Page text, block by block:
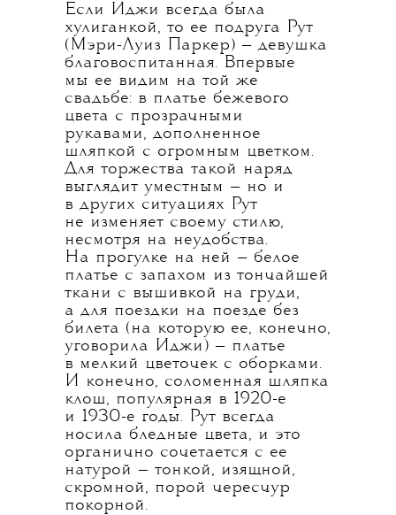
Если Иджи всегда была
хулиганкой, то ее подруга Рут
(Мэри-Луиз Паркер) — девушка
благовоспитанная. Впервые
мы ее видим на той же
свадьбе: в платье бежевого
цвета с прозрачными
рукавами, дополненное
шляпкой с огромным цветком.
Для торжества такой наряд
выглядит уместным — но и
в других ситуациях Рут
не изменяет своему стилю,
несмотря на неудобства.
На прогулке на ней — белое
платье с запахом из тончайшей
ткани с вышивкой на груди,
а для поездки на поезде без
билета (на которую ее, конечно,
уговорила Иджи) — платье
в мелкий цветочек с оборками.
И конечно, соломенная шляпка
клош, популярная в 1920-е
и 1930-е годы. Рут всегда
носила бледные цвета, и это
органично сочетается с ее
натурой — тонкой, изящной,
скромной, порой чересчур
покорной.